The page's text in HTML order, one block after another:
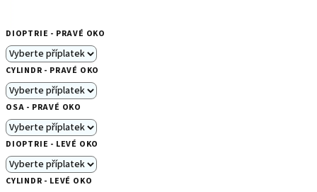
DIOPTRIE - PRAVÉ OKO
CYLINDR - PRAVÉ OKO
OSA - PRAVÉ OKO
DIOPTRIE - LEVÉ OKO
CYLINDR - LEVÉ OKO